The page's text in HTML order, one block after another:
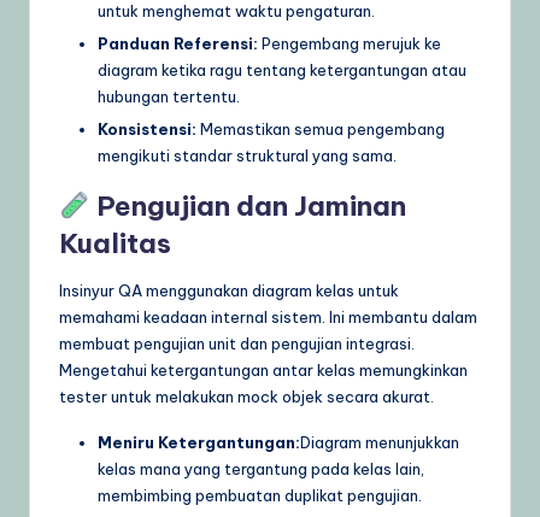
untuk menghemat waktu pengaturan.
Panduan Referensi: Pengembang merujuk ke
diagram ketika ragu tentang ketergantungan atau
hubungan tertentu.
Konsistensi: Memastikan semua pengembang
mengikuti standar struktural yang sama.
Pengujian dan Jaminan
Kualitas
Insinyur QA menggunakan diagram kelas untuk
memahami keadaan internal sistem. Ini membantu dalam
membuat pengujian unit dan pengujian integrasi.
Mengetahui ketergantungan antar kelas memungkinkan
tester untuk melakukan mock objek secara akurat.
Meniru Ketergantungan:Diagram menunjukkan
kelas mana yang tergantung pada kelas lain,
membimbing pembuatan duplikat pengujian.